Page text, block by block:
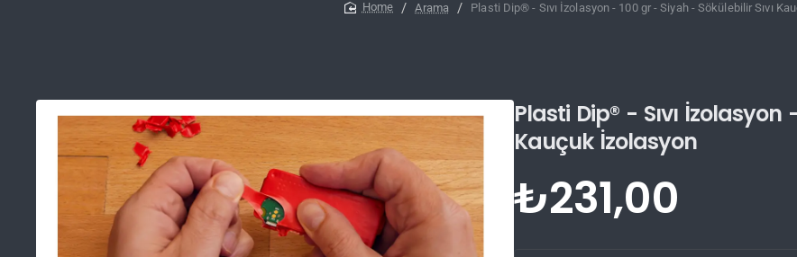
Arama Plasti Dip® - Sıvı İzolasyon - 100 gr - Siyah - Sökülebilir Sıvı
Plasti Dip® - Sıvı
Kauçuk İzolasyon
₺231,00